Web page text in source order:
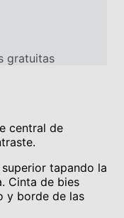
gratuitas
central de
tapando la
Cinta de bies
y borde de las